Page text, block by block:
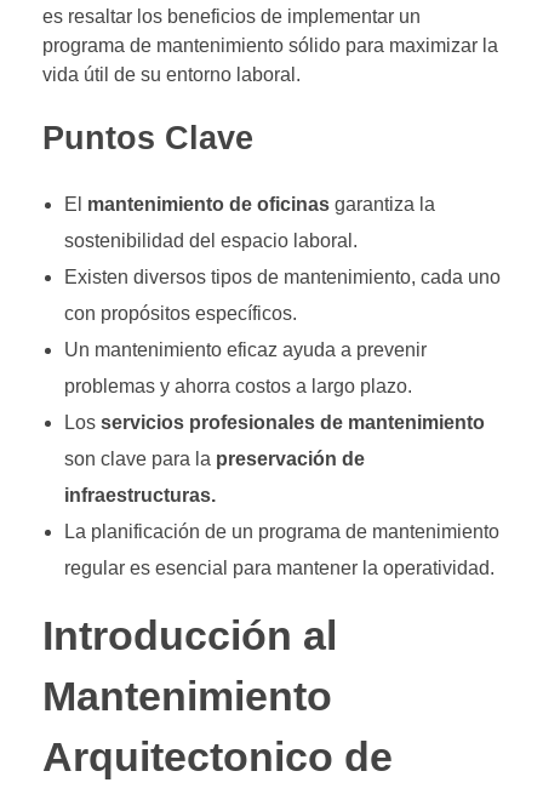
es resaltar los beneficios de implementar un
programa de mantenimiento sólido para maximizar la
vida útil de su entorno laboral.
Puntos Clave
El mantenimiento de oficinasgarantiza la
sostenibilidad del espacio laboral.
Existen diversos tipos de mantenimiento, cada uno
con propósitos específicos.
Un mantenimiento eficaz ayuda a prevenir
problemas y ahorra costos a largo plazo.
Los servicios profesionales de mantenimiento
son clave para la preservación de
infraestructuras.
La planificación de un programa de mantenimiento
regular es esencial para mantener la operatividad.
Introducción al
Mantenimiento
Arquitectonico de